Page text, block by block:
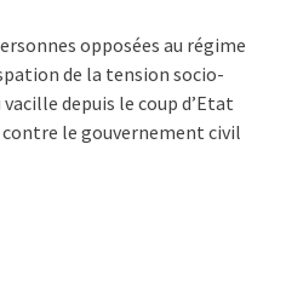
opposées au régime
de la tension socio-
depuis le coup d’Etat
le gouvernement civil